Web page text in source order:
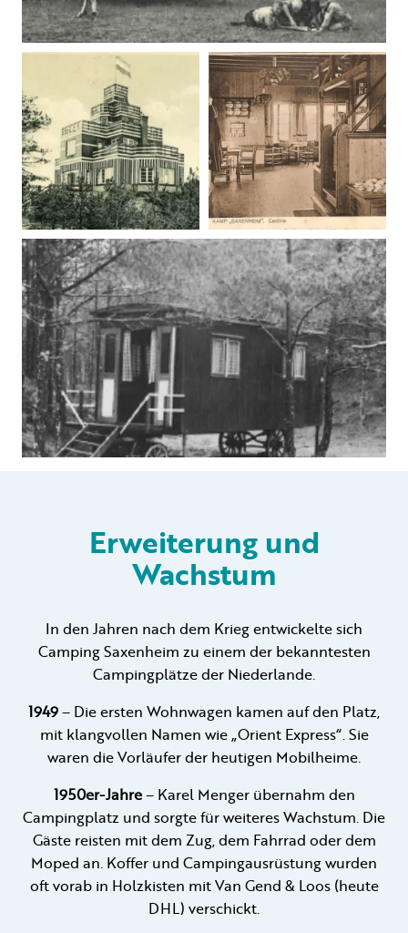
Erweiterung und
Wachstum
In den Jahren nach dem Krieg entwickelte sich
Camping Saxenheim zu einem der bekanntesten
Campingplätze der Niederlande.
1949– Die ersten Wohnwagen kamen auf den Platz,
mit klangvollen Namen wie „Orient Express“. Sie
waren die Vorläufer der heutigen Mobilheime.
1950er-Jahre– Karel Menger übernahm den
Campingplatz und sorgte für weiteres Wachstum. Die
Gäste reisten mit dem Zug, dem Fahrrad oder dem
Moped an. Koffer und Campingausrüstung wurden
oft vorab in Holzkisten mit Van Gend & Loos (heute
DHL) verschickt.